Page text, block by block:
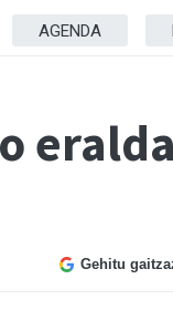
AGENDA
Gehitu